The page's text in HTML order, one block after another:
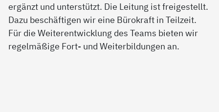
ergänzt und unterstützt. Die Leitung ist freigestellt.
Dazu beschäftigen wir eine Bürokraft in Teilzeit.
Für die Weiterentwicklung des Teams bieten wir
regelmäßige Fort- und Weiterbildungen an.